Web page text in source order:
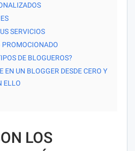
SERVICIOS
PROMOCIONADO
DE BLOGUEROS?
EN UN BLOGGER DESDE CERO Y
ELLO
LOS